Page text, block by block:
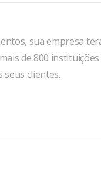
sua empresa
de 800
seus clientes.